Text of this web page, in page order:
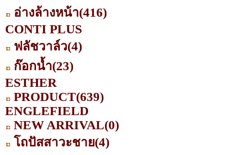
อ่างล้างหน้า(416)
CONTI PLUS
ฟลัชวาล์ว(4)
ก๊อกน้ำ(23)
ESTHER
PRODUCT(639)
ENGLEFIELD
NEW ARRIVAL(0)
โถปัสสาวะชาย(4)